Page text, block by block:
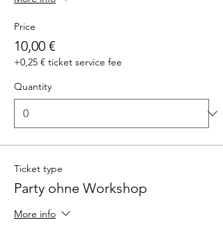
Price
10,00 €
+0,25 € ticket service fee
Quantity
Ticket type
Party ohne Workshop
More info